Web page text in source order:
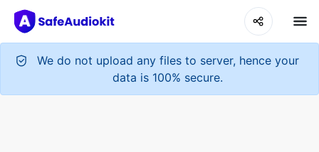
We do not upload any files to server, hence your
data is 100% secure.